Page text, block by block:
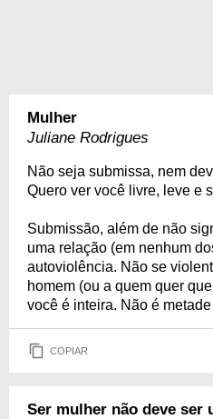
Mulher
Juliane Rodrigues
Não seja submissa, nem
Quero ver você livre, leve e
Submissão, além de não
uma relação (em nenhum
autoviolência. Não se
homem (ou a quem quer
você é inteira. Não é
COPIAR
Ser mulher não deve ser